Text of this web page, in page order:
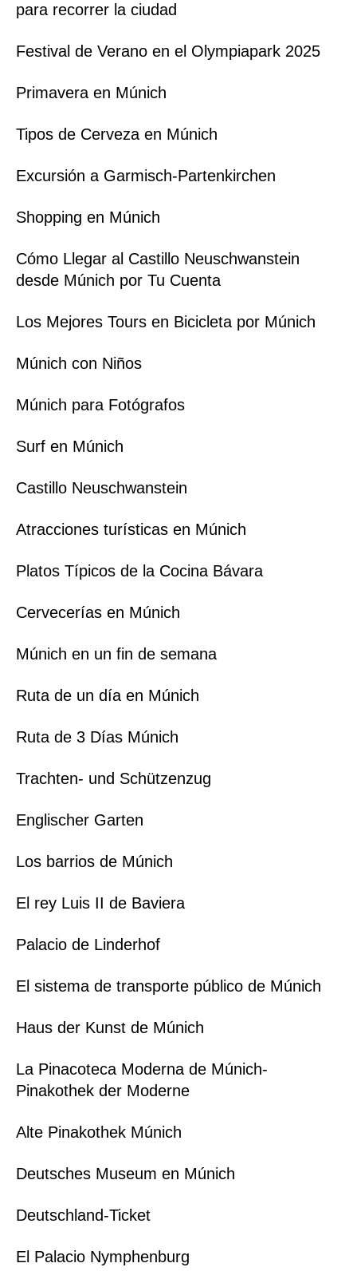
para recorrer la ciudad
Festival de Verano en el Olympiapark 2025
Primavera en Múnich
Tipos de Cerveza en Múnich
Excursión a Garmisch-Partenkirchen
Shopping en Múnich
Cómo Llegar al Castillo Neuschwanstein
desde Múnich por Tu Cuenta
Los Mejores Tours en Bicicleta por Múnich
Múnich con Niños
Múnich para Fotógrafos
Surf en Múnich
Castillo Neuschwanstein
Atracciones turísticas en Múnich
Platos Típicos de la Cocina Bávara
Cervecerías en Múnich
Múnich en un fin de semana
Ruta de un día en Múnich
Ruta de 3 Días Múnich
Trachten- und Schützenzug
Englischer Garten
Los barrios de Múnich
El rey Luis II de Baviera
Palacio de Linderhof
El sistema de transporte público de Múnich
Haus der Kunst de Múnich
La Pinacoteca Moderna de Múnich-
Pinakothek der Moderne
Alte Pinakothek Múnich
Deutsches Museum en Múnich
Deutschland-Ticket
El Palacio Nymphenburg